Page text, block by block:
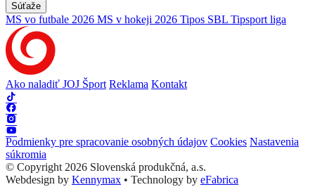
Súťaže
MS vo futbale 2026 MS v hokeji 2026 Tipos SBL Tipsport liga
Ako naladiť JOJ Šport Reklama Kontakt
Podmienky pre spracovanie osobných údajov Cookies Nastavenia
súkromia
© Copyright 2026 Slovenská produkčná, a.s.
Webdesign by Kennymax • Technology by eFabrica